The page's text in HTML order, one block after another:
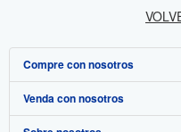
Compre con nosotros
Búsqueda avanzada
Venda con nosotros